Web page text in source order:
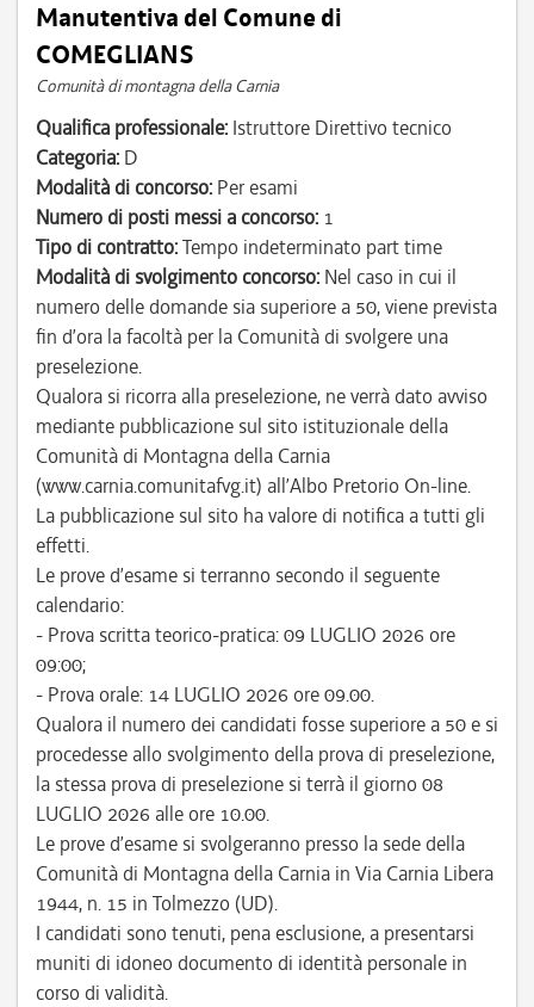
Manutentiva del Comune di
COMEGLIANS
Comunità di montagna della Carnia
Qualifica professionale: Istruttore Direttivo tecnico
Categoria: D
Modalità di concorso: Per esami
Numero di posti messi a concorso: 1
Tipo di contratto:Tempo indeterminato part time
Modalità di svolgimento concorso: Nel caso in cui il
numero delle domande sia superiore a 50, viene prevista
fin d’ora la facoltà per la Comunità di svolgere una
preselezione.
Qualora si ricorra alla preselezione, ne verrà dato avviso
mediante pubblicazione sul sito istituzionale della
Comunità di Montagna della Carnia
(www.carnia.comunitafvg.it) all’Albo Pretorio On-line.
La pubblicazione sul sito ha valore di notifica a tutti gli
effetti.
Le prove d’esame si terranno secondo il seguente
calendario:
- Prova scritta teorico-pratica: 09 LUGLIO 2026 ore
09:00;
- Prova orale: 14 LUGLIO 2026 ore 09.00.
Qualora il numero dei candidati fosse superiore a 50 e si
procedesse allo svolgimento della prova di preselezione,
la stessa prova di preselezione si terrà il giorno 08
LUGLIO 2026 alle ore 10.00.
Le prove d’esame si svolgeranno presso la sede della
Comunità di Montagna della Carnia in Via Carnia Libera
1944, n. 15 in Tolmezzo (UD).
I candidati sono tenuti, pena esclusione, a presentarsi
muniti di idoneo documento di identità personale in
corso di validità.